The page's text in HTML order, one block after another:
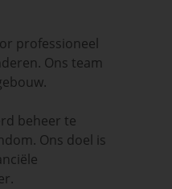
professioneel
Ons team
beheer te
Ons doel is